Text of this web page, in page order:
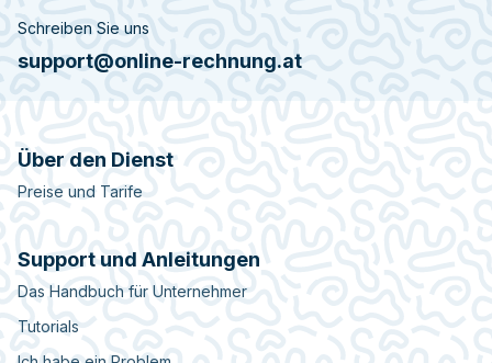
Schreiben Sie uns
support@online-rechnung.at
Über den Dienst
Preise und Tarife
Support und Anleitungen
Das Handbuch für Unternehmer
Tutorials